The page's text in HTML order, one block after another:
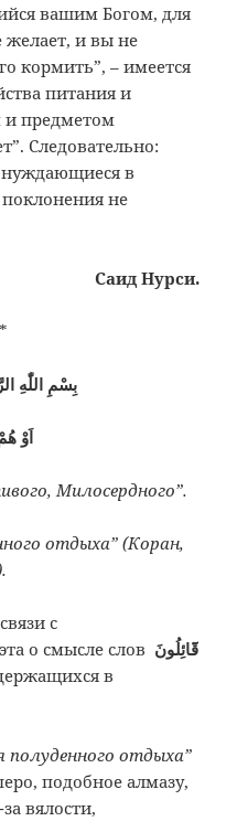
вашим Богом, для
желает, и вы не
кормить”, – имеется
питания и
и предметом
Следовательно:
в
поклонения не
Саид Нурси.
بِسْمِ اللّٰهِ
اَوْ
Милосердного”.
отдыха” (Коран,
с
о смысле слов قَٓائِلُونَ
в
полуденного отдыха”
подобное алмазу,
вялости,